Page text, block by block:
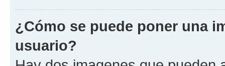
¿Cómo se puede poner una
usuario?